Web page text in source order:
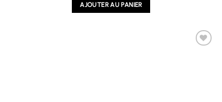
AJOUTER AU PANIER